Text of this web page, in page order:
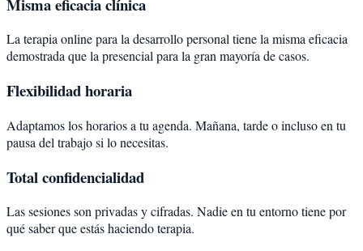
La terapia online para la desarrollo personal tiene la misma eficacia
demostrada que la presencial para la gran mayoría de casos.
Flexibilidad horaria
Adaptamos los horarios a tu agenda. Mañana, tarde o incluso en tu
pausa del trabajo si lo necesitas.
Total confidencialidad
Las sesiones son privadas y cifradas. Nadie en tu entorno tiene por
qué saber que estás haciendo terapia.